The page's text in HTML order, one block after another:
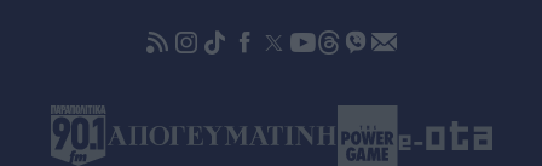
Ακύλας για τη 10η θέση στη Eurovision:
το αξίζαμε - Κάτι πήγε λάθος" (Βίντεο)